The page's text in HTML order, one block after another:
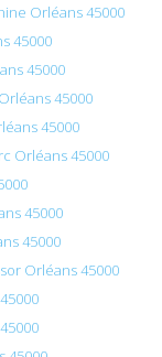
Orléans 45000
45000
45000
45000
45000
Orléans 45000
45000
45000
Orléans 45000